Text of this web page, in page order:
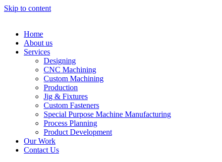
Skip to content
Home
About us
Services
Designing
CNC Machining
Custom Machining
Production
Jig & Fixtures
Custom Fasteners
Special Purpose Machine Manufacturing
Process Planning
Product Development
Our Work
Contact Us